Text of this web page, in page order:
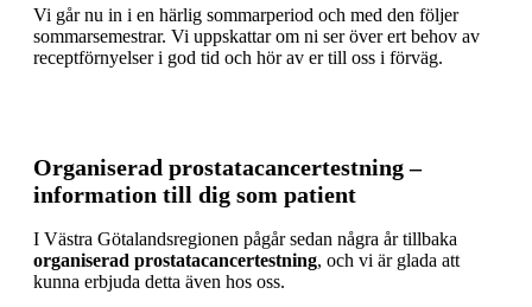
Vi går nu in i en härlig sommarperiod och med den följer
sommarsemestrar. Vi uppskattar om ni ser över ert behov av
receptförnyelser i god tid och hör av er till oss i förväg.
Organiserad prostatacancertestning –
information till dig som patient
I Västra Götalandsregionen pågår sedan några år tillbaka
organiserad prostatacancertestning, och vi är glada att
kunna erbjuda detta även hos oss.